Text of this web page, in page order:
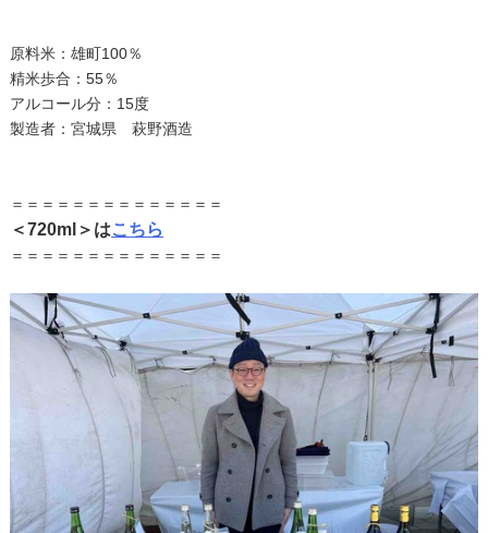
原料米：雄町100％
精米歩合：55％
アルコール分：15度
製造者：宮城県 萩野酒造
＝＝＝＝＝＝＝＝＝＝＝＝＝＝
＜720ml＞はこちら
＝＝＝＝＝＝＝＝＝＝＝＝＝＝